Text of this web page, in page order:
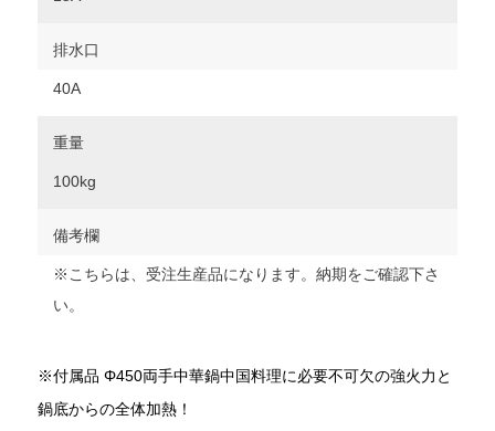
排水口
40A
重量
100kg
備考欄
※こちらは、受注生産品になります。納期をご確認下さ
い。
※付属品 Φ450両手中華鍋中国料理に必要不可欠の強火力と
鍋底からの全体加熱！